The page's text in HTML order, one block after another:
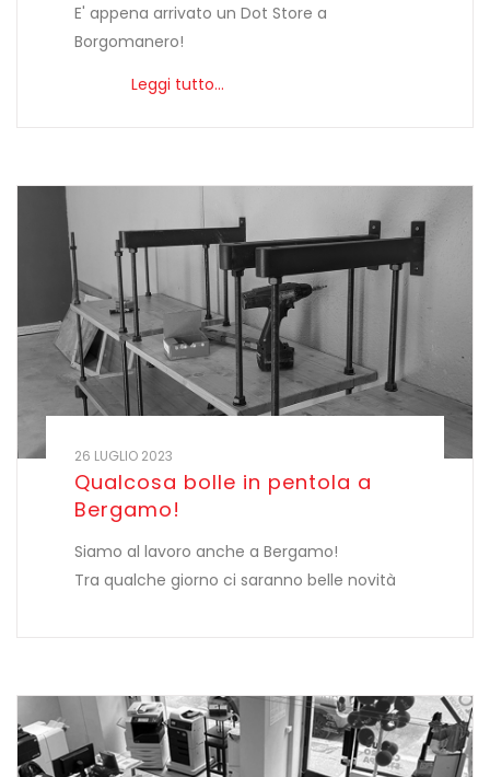
E' appena arrivato un Dot Store a
Borgomanero!
Leggi tutto...
26 LUGLIO 2023
Qualcosa bolle in pentola a
Bergamo!
Siamo al lavoro anche a Bergamo!
Tra qualche giorno ci saranno belle novità